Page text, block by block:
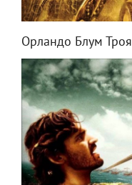
Орландо Блум Троя